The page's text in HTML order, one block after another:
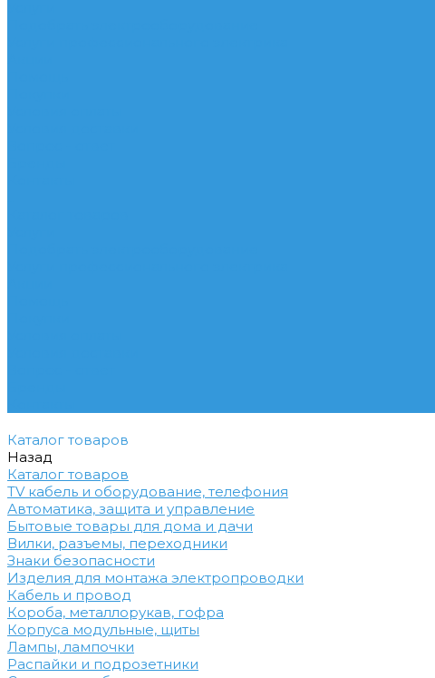
Каталог товаров
Назад
Каталог товаров
TV кабель и оборудование, телефония
Автоматика, защита и управление
Бытовые товары для дома и дачи
Вилки, разъемы, переходники
Знаки безопасности
Изделия для монтажа электропроводки
Кабель и провод
Короба, металлорукав, гофра
Корпуса модульные, щиты
Лампы, лампочки
Распайки и подрозетники